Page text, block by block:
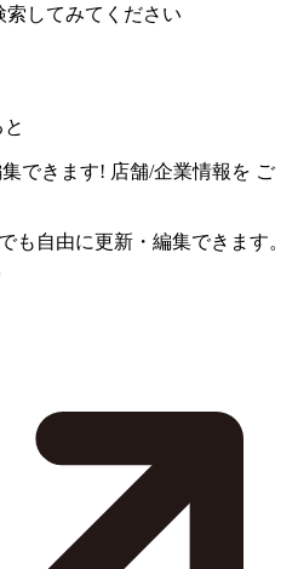
索してみてください
できます! 店舗/企業情報を ご
も自由に更新・編集できます。